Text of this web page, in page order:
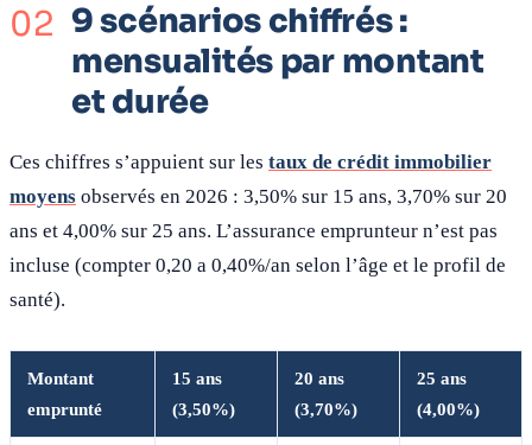
9 scénarios chiffrés :
mensualités par montant
et durée
Ces chiffres s’appuient sur les taux de crédit immobilier
moyens observés en 2026 : 3,50% sur 15 ans, 3,70% sur 20
ans et 4,00% sur 25 ans. L’assurance emprunteur n’est pas
incluse (compter 0,20 a 0,40%/an selon l’âge et le profil de
santé).
Montant
emprunté
15 ans
(3,50%)
20 ans
(3,70%)
25 ans
(4,00%)